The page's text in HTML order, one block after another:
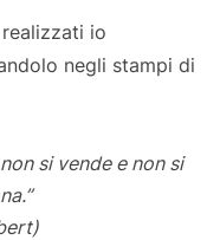
io
negli stampi di
si vende e non si